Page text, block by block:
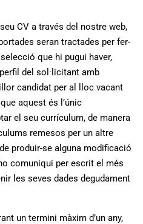
CV a través del nostre web,
seran tractades per fer-
que hi pugui haver,
del sol·licitant amb
candidat per al lloc vacant
aquest és l’únic
el seu currículum, de manera
remesos per un altre
produir-se alguna modificació
comuniqui per escrit el més
les seves dades degudament
un termini màxim d’un any,